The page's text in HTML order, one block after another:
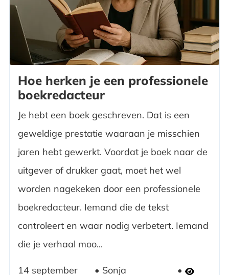
Hoe herken je een professionele
boekredacteur
Je hebt een boek geschreven. Dat is een
geweldige prestatie waaraan je misschien
jaren hebt gewerkt. Voordat je boek naar de
uitgever of drukker gaat, moet het wel
worden nagekeken door een professionele
boekredacteur. Iemand die de tekst
controleert en waar nodig verbetert. Iemand
die je verhaal moo...
14 september
Sonja